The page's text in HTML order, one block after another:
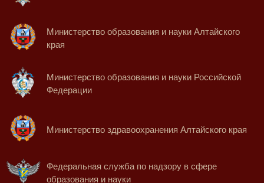
Министерство образования и науки Алтайского
края
Министерство образования и науки Российской
Федерации
Министерство здравоохранения Алтайского края
Федеральная служба по надзору в сфере
образования и науки